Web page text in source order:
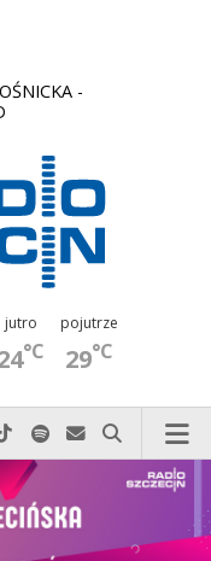
-
jutro
°C
pojutrze
29°C
do nas zadzwoń
na Facebook-u
nas na Xnas na Instagram-ie
Odwiedź nas na TikTok-u
Szukaj nas na Spotify
Wyślij do nas
Szukaj